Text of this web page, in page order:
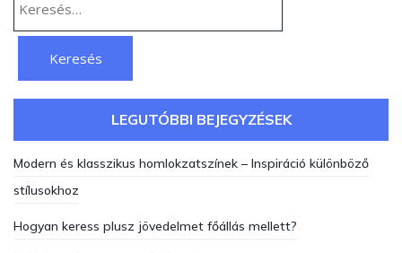
LEGUTÓBBI BEJEGYZÉSEK
Modern és klasszikus homlokzatszínek – Inspiráció különböző
stílusokhoz
Hogyan keress plusz jövedelmet főállás mellett?